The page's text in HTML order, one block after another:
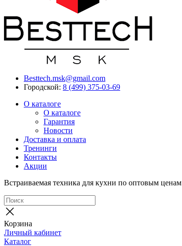
Besttech.msk@gmail.com
Городской: 8 (499) 375-03-69
О каталоге
О каталоге
Гарантия
Новости
Доставка и оплата
Тренинги
Контакты
Акции
Встраиваемая техника для кухни по оптовым ценам
Корзина
Личный кабинет
Каталог